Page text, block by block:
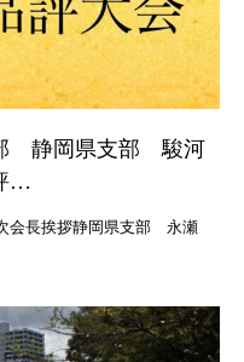
静岡県支部 駿河
…
会長挨拶静岡県支部 永瀬